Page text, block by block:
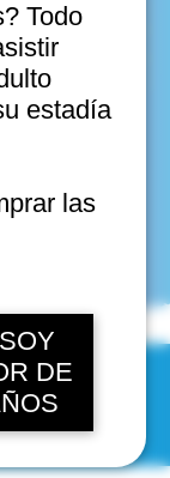
Todo
estadía
las
DE